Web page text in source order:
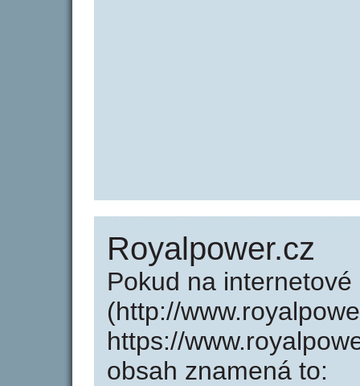
Royalpower.cz
Pokud na
(http://
https://
obsah znamená to: